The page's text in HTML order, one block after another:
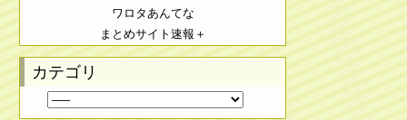
ワロタあんてな
まとめサイト速報＋
カテゴリ